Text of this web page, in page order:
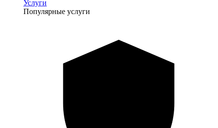
Услуги
Популярные услуги